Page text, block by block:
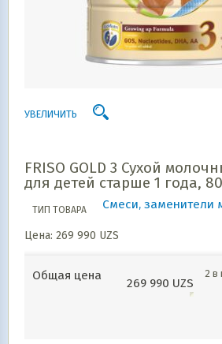
УВЕЛИЧИТЬ
FRISO GOLD 3 Сухой
для детей старше 1 года,
ТИП ТОВАРА Смеси, заменители
Цена: 269 990 UZS
Общая цена
269 990 UZS
2 в